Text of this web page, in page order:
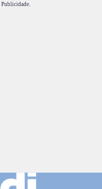
Publicidade.